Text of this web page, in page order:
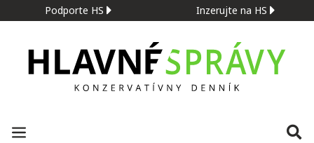
Podporte HS Inzerujte na HS